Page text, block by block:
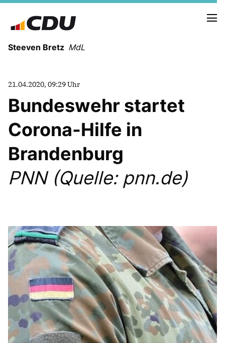
Steeven Bretz MdL
VITA
WAHLKREISBESUCHE
PRESSEFOTOS
MEIN BÜRGERBÜRO
Anträge CDU
Kleine Anfragen
CDU Deutschland
CDU Fraktion im Brandenburger Landtag
CDU Brandenburg
CDU Potsdam
21.04.2020, 09:29 Uhr
Bundeswehr startet
Corona-Hilfe in
Brandenburg
PNN (Quelle: pnn.de)